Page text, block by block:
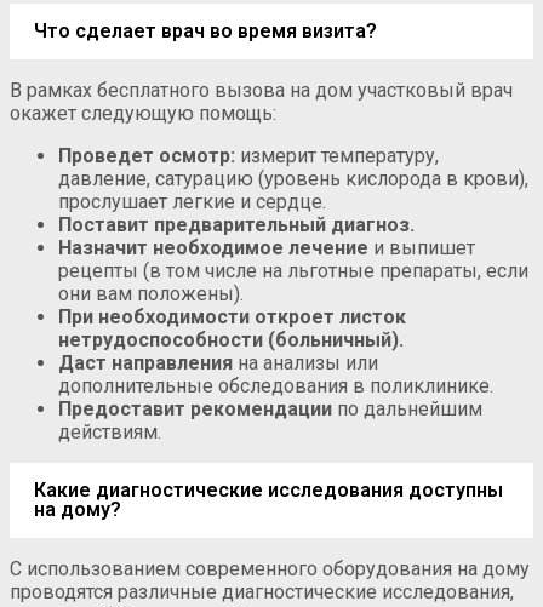
Что сделает врач во время визита?
В рамках бесплатного вызова на дом участковый врач
окажет следующую помощь:
Проведет осмотр: измерит температуру,
давление, сатурацию (уровень кислорода в крови),
прослушает легкие и сердце.
Поставит предварительный диагноз.
Назначит необходимое лечение и выпишет
рецепты (в том числе на льготные препараты, если
они вам положены).
При необходимости откроет листок
нетрудоспособности (больничный).
Даст направления на анализы или
дополнительные обследования в поликлинике.
Предоставит рекомендации по дальнейшим
действиям.
Какие диагностические исследования доступны
на дому?
С использованием современного оборудования на дому
проводятся различные диагностические исследования,